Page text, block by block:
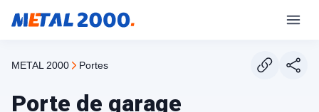
METAL 2000 portes
Porte de garage